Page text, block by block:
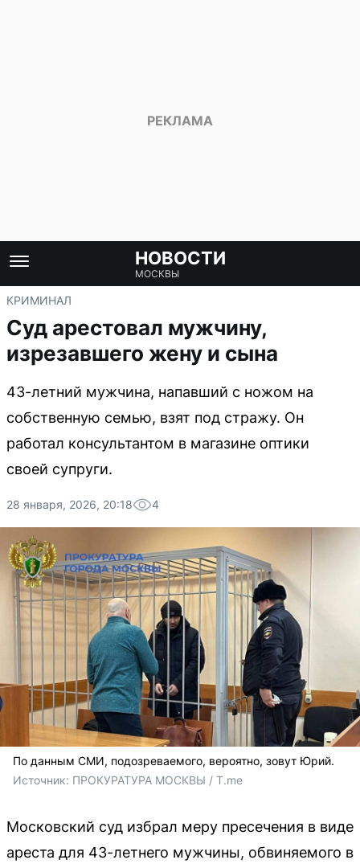
НОВОСТИ
МОСКВЫ
КРИМИНАЛ
Суд арестовал мужчину,
изрезавшего жену и сына
43-летний мужчина, напавший с ножом на
собственную семью, взят под стражу. Он
работал консультантом в магазине оптики
своей супруги.
28 января, 2026, 20:18 4
По данным СМИ, подозреваемого, вероятно, зовут Юрий.
Источник: ПРОКУРАТУРА МОСКВЫ / T.me
Московский суд избрал меру пресечения в виде
ареста для 43-летнего мужчины, обвиняемого в